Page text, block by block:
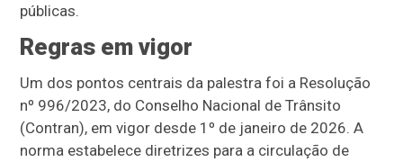
públicas.
Regras em vigor
Um dos pontos centrais da palestra foi a Resolução
nº 996/2023, do Conselho Nacional de Trânsito
(Contran), em vigor desde 1º de janeiro de 2026. A
norma estabelece diretrizes para a circulação de